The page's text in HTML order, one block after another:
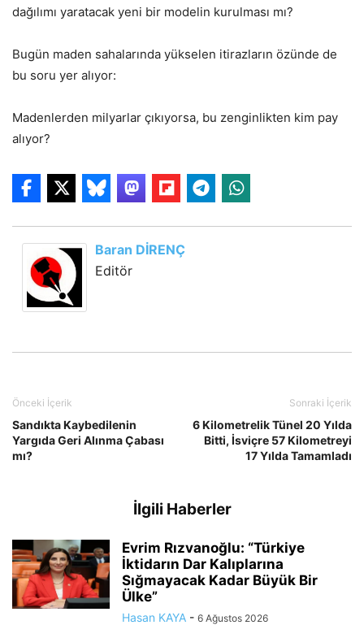
dağılımı yaratacak yeni bir modelin kurulması mı?
Bugün maden sahalarında yükselen itirazların özünde de
bu soru yer alıyor:
Madenlerden milyarlar çıkıyorsa, bu zenginlikten kim pay
alıyor?
Baran DİRENÇ
Editör
Önceki İçerik
Sandıkta Kaybedilenin
Yargıda Geri Alınma Çabası
mı?
Sonraki İçerik
6 Kilometrelik Tünel 20 Yılda
Bitti, İsviçre 57 Kilometreyi
17 Yılda Tamamladı
İlgili Haberler
Evrim Rızvanoğlu: “Türkiye
İktidarın Dar Kalıplarına
Sığmayacak Kadar Büyük Bir
Ülke”
Hasan KAYA - 6 Ağustos 2026